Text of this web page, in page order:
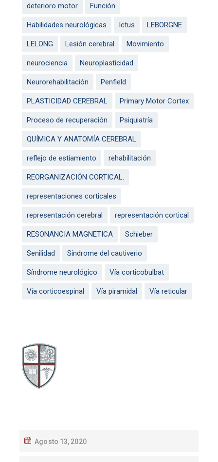
deterioro motor Función
Habilidades neurológicas Ictus LEBORGNE
LELONG Lesión cerebral Movimiento
neurociencia Neuroplasticidad
Neurorehabilitación Penfield
PLASTICIDAD CEREBRAL Primary Motor Cortex
Proceso de recuperación Psiquiatría
QUÍMICA Y ANATOMÍA CEREBRAL
reflejo de estiamiento rehabilitación
REORGANIZACIÓN CORTICAL.
representaciones corticales
representación cerebral representación cortical
RESONANCIA MAGNETICA Schieber
Senilidad Síndrome del cautiverio
Síndrome neurológico Vía corticobulbat
Vía corticoespinal Vía piramidal Vía reticular
Agosto 13, 2020